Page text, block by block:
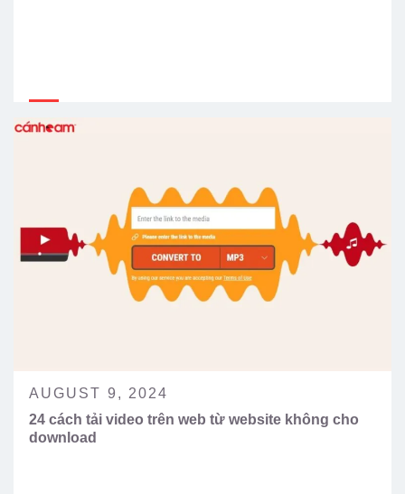
AUGUST 9, 2024
24 cách tải video trên web từ website không cho
download